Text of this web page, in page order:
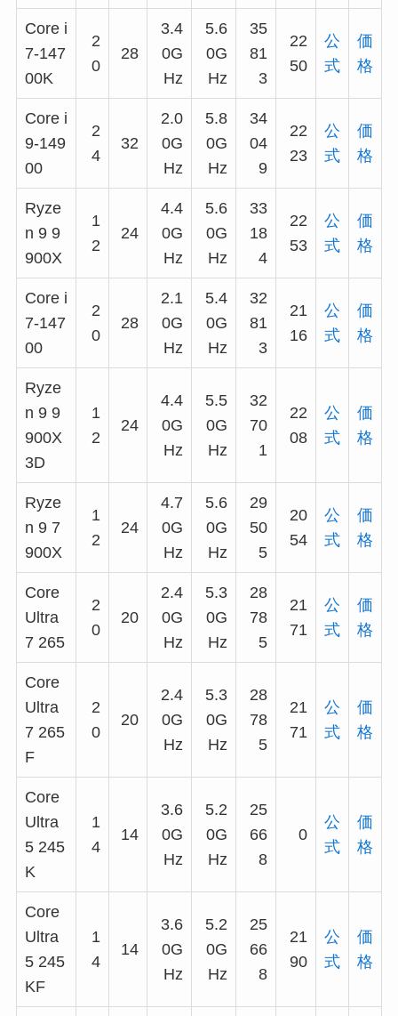
Core i
7-147
00K
2
0
28
3.4
0G
Hz
5.6
0G
Hz
35
81
3
22
50
公
式
価
格
Core i
9-149
00
2
4
32
2.0
0G
Hz
5.8
0G
Hz
34
04
9
22
23
公
式
価
格
Ryze
n 9 9
900X
1
2
24
4.4
0G
Hz
5.6
0G
Hz
33
18
4
22
53
公
式
価
格
Core i
7-147
00
2
0
28
2.1
0G
Hz
5.4
0G
Hz
32
81
3
21
16
公
式
価
格
Ryze
n 9 9
900X
3D
1
2
24
4.4
0G
Hz
5.5
0G
Hz
32
70
1
22
08
公
式
価
格
Ryze
n 9 7
900X
1
2
24
4.7
0G
Hz
5.6
0G
Hz
29
50
5
20
54
公
式
価
格
Core
Ultra
7 265
2
0
20
2.4
0G
Hz
5.3
0G
Hz
28
78
5
21
71
公
式
価
格
Core
Ultra
7 265
F
2
0
20
2.4
0G
Hz
5.3
0G
Hz
28
78
5
21
71
公
式
価
格
Core
Ultra
5 245
K
1
4
14
3.6
0G
Hz
5.2
0G
Hz
25
66
8
0
公
式
価
格
Core
Ultra
5 245
KF
1
4
14
3.6
0G
Hz
5.2
0G
Hz
25
66
8
21
90
公
式
価
格